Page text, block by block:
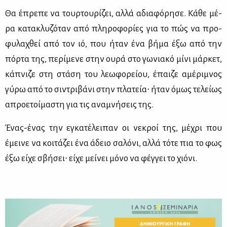
Θα έπρε­πε να τουρ­του­ρί­ζει, αλ­λά αδια­φό­ρη­σε. Κά­θε μέ­
ρα κα­τα­κλυ­ζό­ταν από πλη­ρο­φο­ρί­ες για το πώς να προ­
φυ­λα­χθεί από τον ιό, που ήταν ένα βή­μα έξω από την
πόρ­τα της, πε­ρί­με­νε στην ου­ρά στο γω­νια­κό μί­νι μάρ­κετ,
κά­πνι­ζε στη στά­ση του λε­ω­φο­ρεί­ου, έπαι­ζε αμέ­ρι­μνος
γύ­ρω από το σι­ντρι­βά­νι στην πλα­τεία∙ ήταν όμως τε­λεί­ως
απρο­ε­τοί­μα­στη για τις ανα­μνή­σεις της.
Ένας-ένας την εγκα­τέ­λει­παν οι νε­κροί της, μέ­χρι που
έμει­νε να κοι­τά­ζει ένα άδειο σα­λό­νι, αλ­λά τό­τε πια το φως
έξω εί­χε σβή­σει∙ εί­χε μεί­νει μό­νο να φέγ­γει το χιό­νι.